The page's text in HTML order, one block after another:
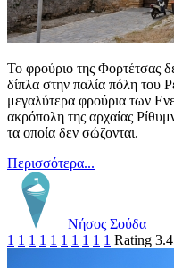
Το φρούριο της Φορτέτσας
δίπλα στην παλία πόλη του
μεγαλύτερα φρούρια των
ακρόπολη της αρχαίας
τα οποία δεν σώζονται.
Περισσότερα...
Νήσος Σούδα
1 1 1 1 1 1 1 1 1 1 Rating